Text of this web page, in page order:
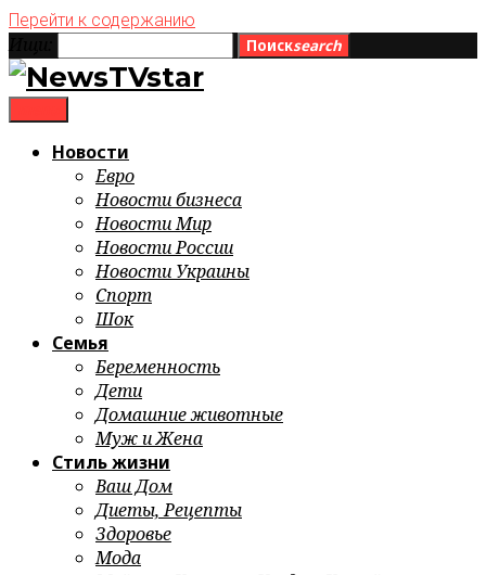
Перейти к содержанию
Поискsearch
Новости
Евро
Новости бизнеса
Новости Мир
Новости России
Новости Украины
Спорт
Шок
Семья
Беременность
Дети
Домашние животные
Муж и Жена
Стиль жизни
Ваш Дом
Диеты, Рецепты
Здоровье
Мода